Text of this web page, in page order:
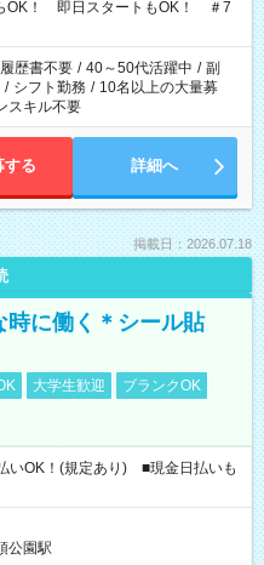
OK！ 即日スタートもOK！ ＃7
履歴書不要 / 40～50代活躍中 / 副
/ シフト勤務 / 10名以上の大量募
スキル不要
する 詳細へ
掲載日：2026.07.18
時に働く＊シール貼
大学生歓迎
ブランクOK
OK！(規定あり) ■現金日払いも
公園駅